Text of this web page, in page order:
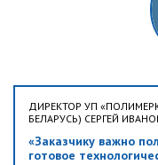
ДИРЕКТОР УП
БЕЛАРУСЬ) СЕРГЕЙ
«Заказчику важно
готовое